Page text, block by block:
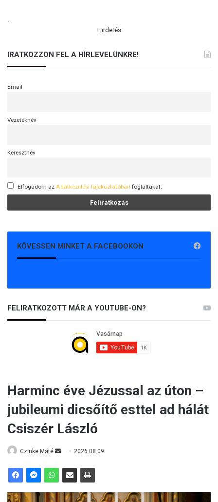
.
Hirdetés
IRATKOZZON FEL A HÍRLEVELÜNKRE!
Email
Vezetéknév
Keresztnév
Elfogadom az Adatkezelési tájékoztatóban foglaltakat.
KÖVESSEN MINKET A FACEBOOKON
FELIRATKOZOTT MÁR A YOUTUBE-ON?